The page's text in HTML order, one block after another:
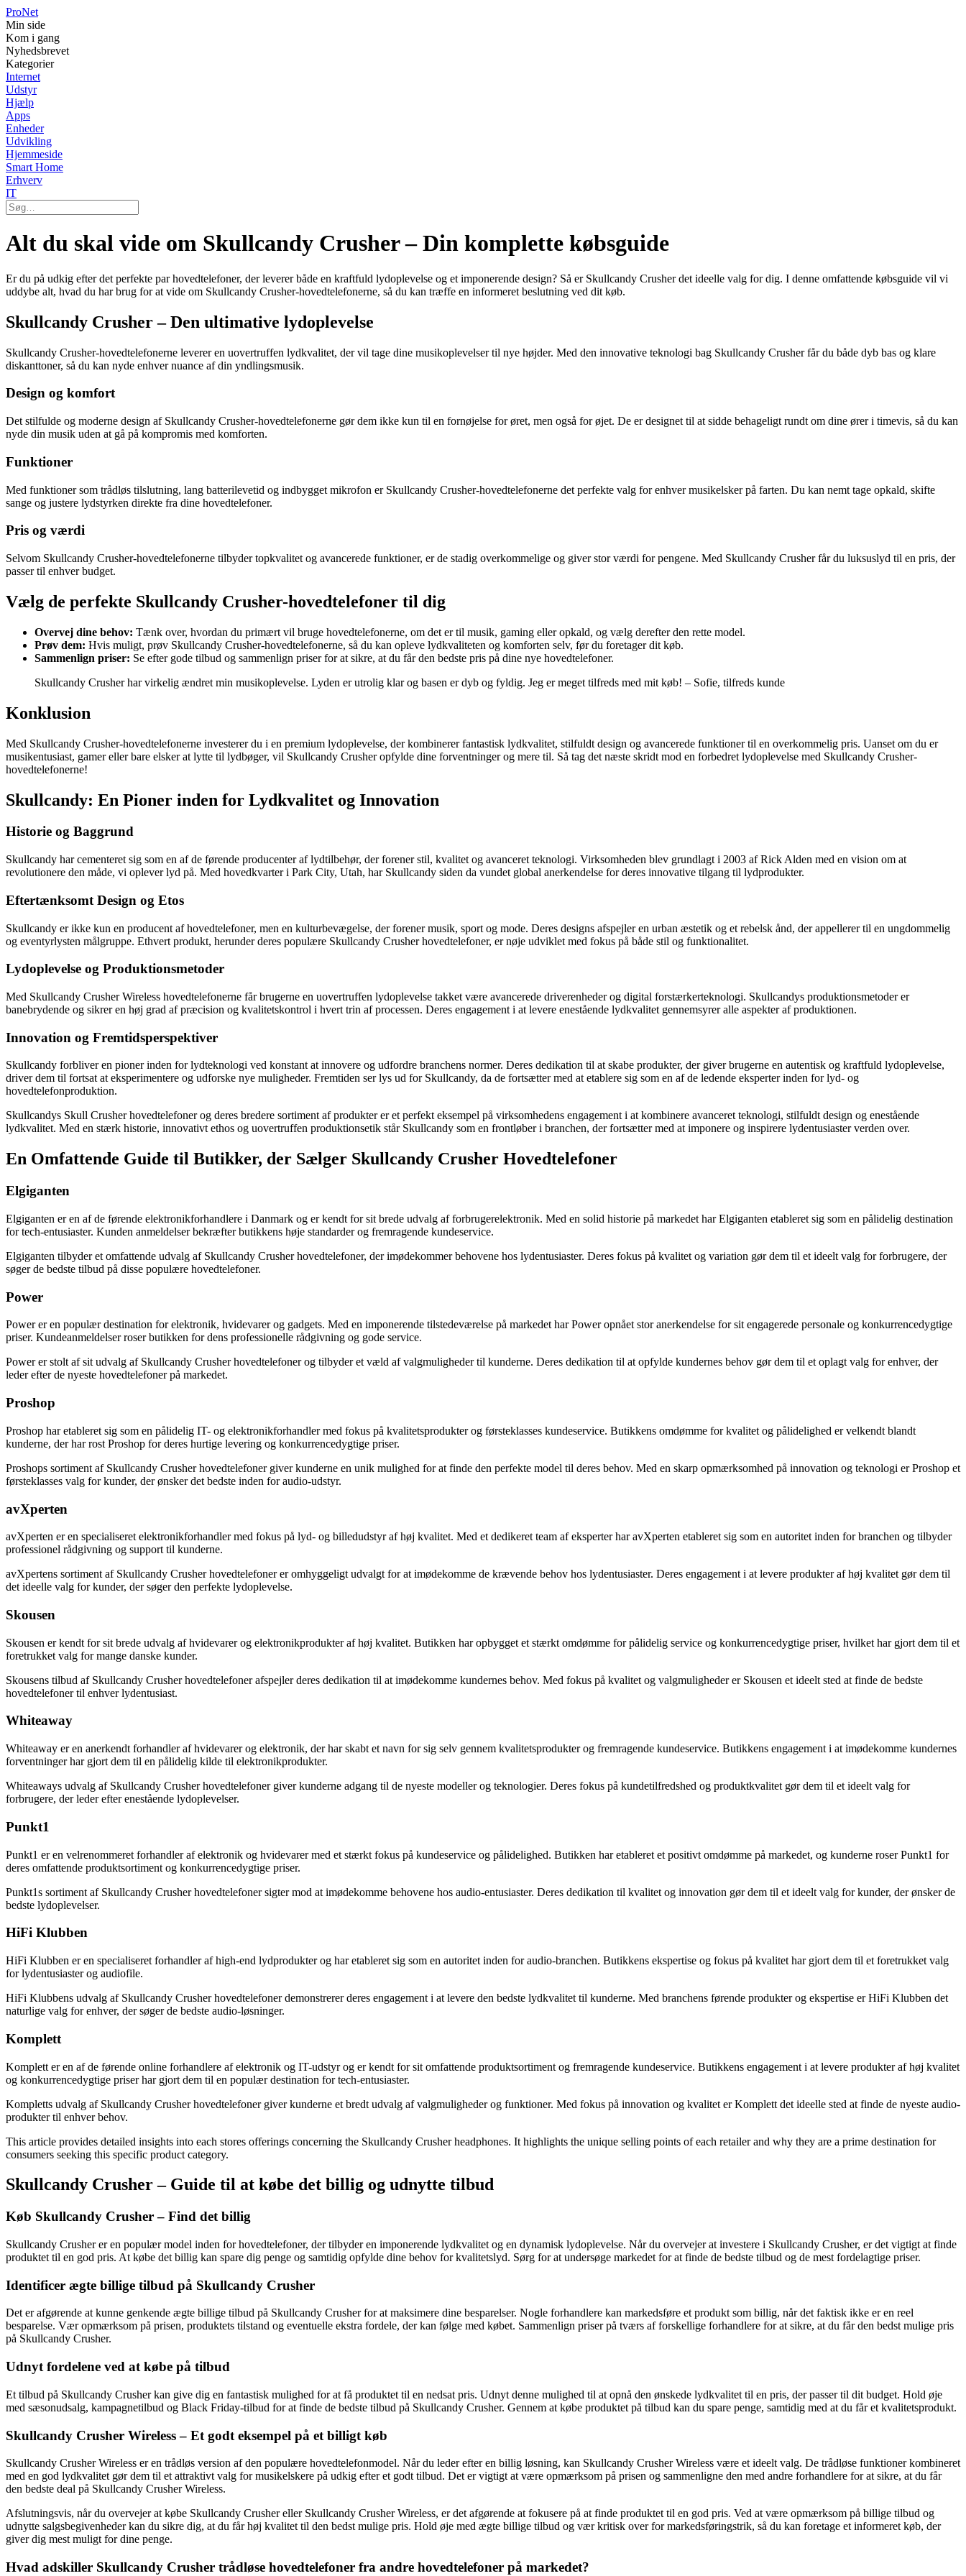
ProNet
Min side
Kom i gang
Nyhedsbrevet
Kategorier
Internet
Udstyr
Hjælp
Apps
Enheder
Udvikling
Hjemmeside
Smart Home
Erhverv
IT
Alt du skal vide om Skullcandy Crusher – Din komplette købsguide
Er du på udkig efter det perfekte par hovedtelefoner, der leverer både en kraftfuld lydoplevelse og et imponerende design? Så er Skullcandy Crusher det ideelle valg for dig. I denne omfattende købsguide vil vi
uddybe alt, hvad du har brug for at vide om Skullcandy Crusher-hovedtelefonerne, så du kan træffe en informeret beslutning ved dit køb.
Skullcandy Crusher – Den ultimative lydoplevelse
Skullcandy Crusher-hovedtelefonerne leverer en uovertruffen lydkvalitet, der vil tage dine musikoplevelser til nye højder. Med den innovative teknologi bag Skullcandy Crusher får du både dyb bas og klare
diskanttoner, så du kan nyde enhver nuance af din yndlingsmusik.
Design og komfort
Det stilfulde og moderne design af Skullcandy Crusher-hovedtelefonerne gør dem ikke kun til en fornøjelse for øret, men også for øjet. De er designet til at sidde behageligt rundt om dine ører i timevis, så du kan
nyde din musik uden at gå på kompromis med komforten.
Funktioner
Med funktioner som trådløs tilslutning, lang batterilevetid og indbygget mikrofon er Skullcandy Crusher-hovedtelefonerne det perfekte valg for enhver musikelsker på farten. Du kan nemt tage opkald, skifte
sange og justere lydstyrken direkte fra dine hovedtelefoner.
Pris og værdi
Selvom Skullcandy Crusher-hovedtelefonerne tilbyder topkvalitet og avancerede funktioner, er de stadig overkommelige og giver stor værdi for pengene. Med Skullcandy Crusher får du luksuslyd til en pris, der
passer til enhver budget.
Vælg de perfekte Skullcandy Crusher-hovedtelefoner til dig
Overvej dine behov: Tænk over, hvordan du primært vil bruge hovedtelefonerne, om det er til musik, gaming eller opkald, og vælg derefter den rette model.
Prøv dem: Hvis muligt, prøv Skullcandy Crusher-hovedtelefonerne, så du kan opleve lydkvaliteten og komforten selv, før du foretager dit køb.
Sammenlign priser: Se efter gode tilbud og sammenlign priser for at sikre, at du får den bedste pris på dine nye hovedtelefoner.
Skullcandy Crusher har virkelig ændret min musikoplevelse. Lyden er utrolig klar og basen er dyb og fyldig. Jeg er meget tilfreds med mit køb! – Sofie, tilfreds kunde
Konklusion
Med Skullcandy Crusher-hovedtelefonerne investerer du i en premium lydoplevelse, der kombinerer fantastisk lydkvalitet, stilfuldt design og avancerede funktioner til en overkommelig pris. Uanset om du er
musikentusiast, gamer eller bare elsker at lytte til lydbøger, vil Skullcandy Crusher opfylde dine forventninger og mere til. Så tag det næste skridt mod en forbedret lydoplevelse med Skullcandy Crusher-
hovedtelefonerne!
Skullcandy: En Pioner inden for Lydkvalitet og Innovation
Historie og Baggrund
Skullcandy har cementeret sig som en af de førende producenter af lydtilbehør, der forener stil, kvalitet og avanceret teknologi. Virksomheden blev grundlagt i 2003 af Rick Alden med en vision om at
revolutionere den måde, vi oplever lyd på. Med hovedkvarter i Park City, Utah, har Skullcandy siden da vundet global anerkendelse for deres innovative tilgang til lydprodukter.
Eftertænksomt Design og Etos
Skullcandy er ikke kun en producent af hovedtelefoner, men en kulturbevægelse, der forener musik, sport og mode. Deres designs afspejler en urban æstetik og et rebelsk ånd, der appellerer til en ungdommelig
og eventyrlysten målgruppe. Ethvert produkt, herunder deres populære Skullcandy Crusher hovedtelefoner, er nøje udviklet med fokus på både stil og funktionalitet.
Lydoplevelse og Produktionsmetoder
Med Skullcandy Crusher Wireless hovedtelefonerne får brugerne en uovertruffen lydoplevelse takket være avancerede driverenheder og digital forstærkerteknologi. Skullcandys produktionsmetoder er
banebrydende og sikrer en høj grad af præcision og kvalitetskontrol i hvert trin af processen. Deres engagement i at levere enestående lydkvalitet gennemsyrer alle aspekter af produktionen.
Innovation og Fremtidsperspektiver
Skullcandy forbliver en pioner inden for lydteknologi ved konstant at innovere og udfordre branchens normer. Deres dedikation til at skabe produkter, der giver brugerne en autentisk og kraftfuld lydoplevelse,
driver dem til fortsat at eksperimentere og udforske nye muligheder. Fremtiden ser lys ud for Skullcandy, da de fortsætter med at etablere sig som en af de ledende eksperter inden for lyd- og
hovedtelefonproduktion.
Skullcandys Skull Crusher hovedtelefoner og deres bredere sortiment af produkter er et perfekt eksempel på virksomhedens engagement i at kombinere avanceret teknologi, stilfuldt design og enestående
lydkvalitet. Med en stærk historie, innovativt ethos og uovertruffen produktionsetik står Skullcandy som en frontløber i branchen, der fortsætter med at imponere og inspirere lydentusiaster verden over.
En Omfattende Guide til Butikker, der Sælger Skullcandy Crusher Hovedtelefoner
Elgiganten
Elgiganten er en af de førende elektronikforhandlere i Danmark og er kendt for sit brede udvalg af forbrugerelektronik. Med en solid historie på markedet har Elgiganten etableret sig som en pålidelig destination
for tech-entusiaster. Kunden anmeldelser bekræfter butikkens høje standarder og fremragende kundeservice.
Elgiganten tilbyder et omfattende udvalg af Skullcandy Crusher hovedtelefoner, der imødekommer behovene hos lydentusiaster. Deres fokus på kvalitet og variation gør dem til et ideelt valg for forbrugere, der
søger de bedste tilbud på disse populære hovedtelefoner.
Power
Power er en populær destination for elektronik, hvidevarer og gadgets. Med en imponerende tilstedeværelse på markedet har Power opnået stor anerkendelse for sit engagerede personale og konkurrencedygtige
priser. Kundeanmeldelser roser butikken for dens professionelle rådgivning og gode service.
Power er stolt af sit udvalg af Skullcandy Crusher hovedtelefoner og tilbyder et væld af valgmuligheder til kunderne. Deres dedikation til at opfylde kundernes behov gør dem til et oplagt valg for enhver, der
leder efter de nyeste hovedtelefoner på markedet.
Proshop
Proshop har etableret sig som en pålidelig IT- og elektronikforhandler med fokus på kvalitetsprodukter og førsteklasses kundeservice. Butikkens omdømme for kvalitet og pålidelighed er velkendt blandt
kunderne, der har rost Proshop for deres hurtige levering og konkurrencedygtige priser.
Proshops sortiment af Skullcandy Crusher hovedtelefoner giver kunderne en unik mulighed for at finde den perfekte model til deres behov. Med en skarp opmærksomhed på innovation og teknologi er Proshop et
førsteklasses valg for kunder, der ønsker det bedste inden for audio-udstyr.
avXperten
avXperten er en specialiseret elektronikforhandler med fokus på lyd- og billedudstyr af høj kvalitet. Med et dedikeret team af eksperter har avXperten etableret sig som en autoritet inden for branchen og tilbyder
professionel rådgivning og support til kunderne.
avXpertens sortiment af Skullcandy Crusher hovedtelefoner er omhyggeligt udvalgt for at imødekomme de krævende behov hos lydentusiaster. Deres engagement i at levere produkter af høj kvalitet gør dem til
det ideelle valg for kunder, der søger den perfekte lydoplevelse.
Skousen
Skousen er kendt for sit brede udvalg af hvidevarer og elektronikprodukter af høj kvalitet. Butikken har opbygget et stærkt omdømme for pålidelig service og konkurrencedygtige priser, hvilket har gjort dem til et
foretrukket valg for mange danske kunder.
Skousens tilbud af Skullcandy Crusher hovedtelefoner afspejler deres dedikation til at imødekomme kundernes behov. Med fokus på kvalitet og valgmuligheder er Skousen et ideelt sted at finde de bedste
hovedtelefoner til enhver lydentusiast.
Whiteaway
Whiteaway er en anerkendt forhandler af hvidevarer og elektronik, der har skabt et navn for sig selv gennem kvalitetsprodukter og fremragende kundeservice. Butikkens engagement i at imødekomme kundernes
forventninger har gjort dem til en pålidelig kilde til elektronikprodukter.
Whiteaways udvalg af Skullcandy Crusher hovedtelefoner giver kunderne adgang til de nyeste modeller og teknologier. Deres fokus på kundetilfredshed og produktkvalitet gør dem til et ideelt valg for
forbrugere, der leder efter enestående lydoplevelser.
Punkt1
Punkt1 er en velrenommeret forhandler af elektronik og hvidevarer med et stærkt fokus på kundeservice og pålidelighed. Butikken har etableret et positivt omdømme på markedet, og kunderne roser Punkt1 for
deres omfattende produktsortiment og konkurrencedygtige priser.
Punkt1s sortiment af Skullcandy Crusher hovedtelefoner sigter mod at imødekomme behovene hos audio-entusiaster. Deres dedikation til kvalitet og innovation gør dem til et ideelt valg for kunder, der ønsker de
bedste lydoplevelser.
HiFi Klubben
HiFi Klubben er en specialiseret forhandler af high-end lydprodukter og har etableret sig som en autoritet inden for audio-branchen. Butikkens ekspertise og fokus på kvalitet har gjort dem til et foretrukket valg
for lydentusiaster og audiofile.
HiFi Klubbens udvalg af Skullcandy Crusher hovedtelefoner demonstrerer deres engagement i at levere den bedste lydkvalitet til kunderne. Med branchens førende produkter og ekspertise er HiFi Klubben det
naturlige valg for enhver, der søger de bedste audio-løsninger.
Komplett
Komplett er en af de førende online forhandlere af elektronik og IT-udstyr og er kendt for sit omfattende produktsortiment og fremragende kundeservice. Butikkens engagement i at levere produkter af høj kvalitet
og konkurrencedygtige priser har gjort dem til en populær destination for tech-entusiaster.
Kompletts udvalg af Skullcandy Crusher hovedtelefoner giver kunderne et bredt udvalg af valgmuligheder og funktioner. Med fokus på innovation og kvalitet er Komplett det ideelle sted at finde de nyeste audio-
produkter til enhver behov.
This article provides detailed insights into each stores offerings concerning the Skullcandy Crusher headphones. It highlights the unique selling points of each retailer and why they are a prime destination for
consumers seeking this specific product category.
Skullcandy Crusher – Guide til at købe det billig og udnytte tilbud
Køb Skullcandy Crusher – Find det billig
Skullcandy Crusher er en populær model inden for hovedtelefoner, der tilbyder en imponerende lydkvalitet og en dynamisk lydoplevelse. Når du overvejer at investere i Skullcandy Crusher, er det vigtigt at finde
produktet til en god pris. At købe det billig kan spare dig penge og samtidig opfylde dine behov for kvalitetslyd. Sørg for at undersøge markedet for at finde de bedste tilbud og de mest fordelagtige priser.
Identificer ægte billige tilbud på Skullcandy Crusher
Det er afgørende at kunne genkende ægte billige tilbud på Skullcandy Crusher for at maksimere dine besparelser. Nogle forhandlere kan markedsføre et produkt som billig, når det faktisk ikke er en reel
besparelse. Vær opmærksom på prisen, produktets tilstand og eventuelle ekstra fordele, der kan følge med købet. Sammenlign priser på tværs af forskellige forhandlere for at sikre, at du får den bedst mulige pris
på Skullcandy Crusher.
Udnyt fordelene ved at købe på tilbud
Et tilbud på Skullcandy Crusher kan give dig en fantastisk mulighed for at få produktet til en nedsat pris. Udnyt denne mulighed til at opnå den ønskede lydkvalitet til en pris, der passer til dit budget. Hold øje
med sæsonudsalg, kampagnetilbud og Black Friday-tilbud for at finde de bedste tilbud på Skullcandy Crusher. Gennem at købe produktet på tilbud kan du spare penge, samtidig med at du får et kvalitetsprodukt.
Skullcandy Crusher Wireless – Et godt eksempel på et billigt køb
Skullcandy Crusher Wireless er en trådløs version af den populære hovedtelefonmodel. Når du leder efter en billig løsning, kan Skullcandy Crusher Wireless være et ideelt valg. De trådløse funktioner kombineret
med en god lydkvalitet gør dem til et attraktivt valg for musikelskere på udkig efter et godt tilbud. Det er vigtigt at være opmærksom på prisen og sammenligne den med andre forhandlere for at sikre, at du får
den bedste deal på Skullcandy Crusher Wireless.
Afslutningsvis, når du overvejer at købe Skullcandy Crusher eller Skullcandy Crusher Wireless, er det afgørende at fokusere på at finde produktet til en god pris. Ved at være opmærksom på billige tilbud og
udnytte salgsbegivenheder kan du sikre dig, at du får høj kvalitet til den bedst mulige pris. Hold øje med ægte billige tilbud og vær kritisk over for markedsføringstrik, så du kan foretage et informeret køb, der
giver dig mest muligt for dine penge.
Hvad adskiller Skullcandy Crusher trådløse hovedtelefoner fra andre hovedtelefoner på markedet?